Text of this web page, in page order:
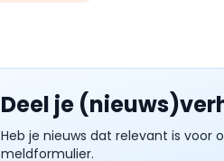
Deel je
Heb je nieuws dat relevant is voor
meldformulier.